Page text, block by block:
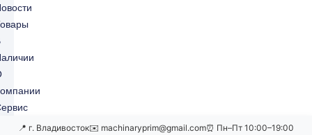
📍 г. Владивосток✉️ machinaryprim@gmail.com⏰ Пн–Пт 10:00–19:00